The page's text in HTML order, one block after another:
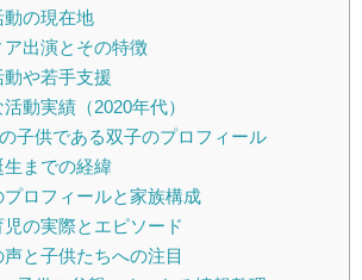
動の現在地
出演とその特徴
や若手支援
動実績（2020年代）
子供である双子のプロフィール
生までの経緯
ロフィールと家族構成
の実際とエピソード
と子供たちへの注目